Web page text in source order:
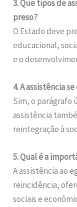
3. Que tipos de
preso?
O Estado deve
educacional,
e o
4. A assistência
Sim, o parágrafo
assistência
reintegração à
5. Qual é a
A assistência ao
reincidência,
sociais e